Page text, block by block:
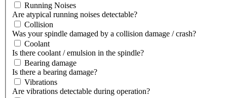
Running Noises
Are atypical running noises detectable?
Collision
Was your spindle damaged by a collision damage / crash?
Coolant
Is there coolant / emulsion in the spindle?
Bearing damage
Is there a bearing damage?
Vibrations
Are vibrations detectable during operation?